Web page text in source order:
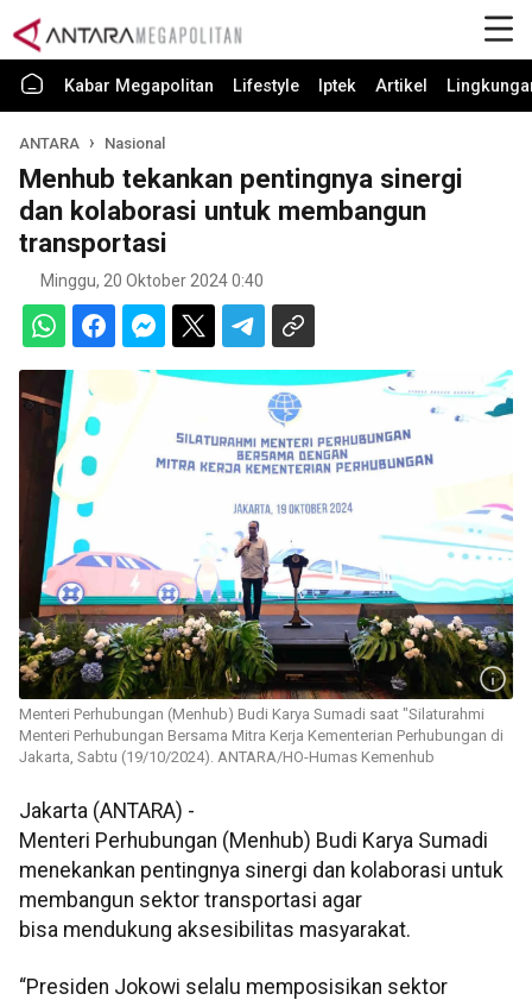
Kabar Megapolitan Lifestyle Iptek Artikel
ANTARA Nasional
Menhub tekankan pentingnya sinergi
dan kolaborasi untuk membangun
transportasi
Minggu, 20 Oktober 2024 0:40
Menteri Perhubungan (Menhub) Budi Karya Sumadi saat "Silaturahmi
Menteri Perhubungan Bersama Mitra Kerja Kementerian Perhubungan di
Jakarta, Sabtu (19/10/2024). ANTARA/HO-Humas Kemenhub
Jakarta (ANTARA) -
Menteri Perhubungan (Menhub) Budi Karya Sumadi
menekankan pentingnya sinergi dan kolaborasi untuk
membangun sektor transportasi agar
bisa mendukung aksesibilitas masyarakat.
“Presiden Jokowi selalu memposisikan sektor